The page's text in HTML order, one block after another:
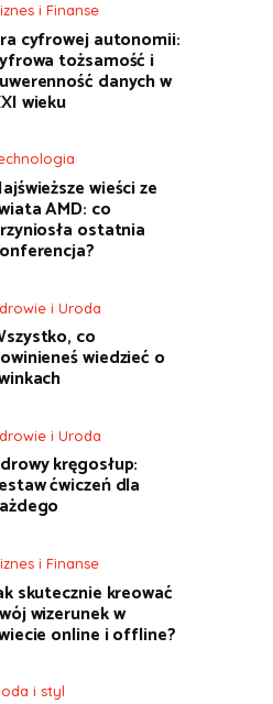
i Finanse
cyfrowej autonomii:
tożsamość i
danych w
wieku
wieści ze
AMD: co
ostatnia
i Uroda
co
wiedzieć o
i Uroda
kręgosłup:
ćwiczeń dla
i Finanse
skutecznie kreować
wizerunek w
online i offline?
i styl